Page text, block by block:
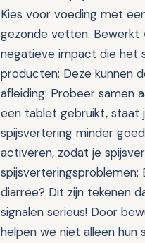
Kies voor voeding met
gezonde vetten. Bewerkt
negatieve impact die het
producten: Deze kunnen
afleiding: Probeer samen
een tablet gebruikt, staat
spijsvertering minder
activeren, zodat je
diarree? Dit zijn tekenen
signalen serieus! Door
helpen we niet alleen hun